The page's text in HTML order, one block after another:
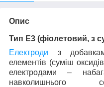
Опис
Тип E3 (фіолетовий, з
Електроди з
елементів (суміш
електродами –
навколишнього